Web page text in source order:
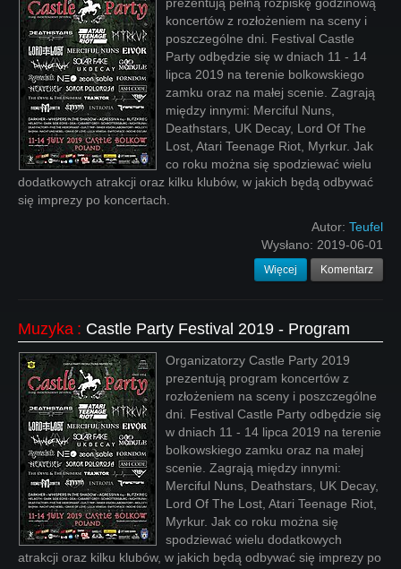
koncertów z rozłożeniem na sceny i
poszczególne dni. Festival Castle
Party odbędzie się w dniach 11 - 14
lipca 2019 na terenie bolkowskiego
zamku oraz na małej scenie. Zagrają
między innymi: Merciful Nuns,
Deathstars, UK Decay, Lord Of The
Lost, Atari Teenage Riot, Myrkur. Jak
co roku można się spodziewać wielu
dodatkowych atrakcji oraz kilku klubów, w jakich będą odbywać
się imprezy po koncertach.
Autor: Teufel
Wysłano: 2019-06-01
Więcej Komentarz
Muzyka : Castle Party Festival 2019 - Program
Organizatorzy Castle Party 2019
prezentują program koncertów z
rozłożeniem na sceny i poszczególne
dni. Festival Castle Party odbędzie się
w dniach 11 - 14 lipca 2019 na terenie
bolkowskiego zamku oraz na małej
scenie. Zagrają między innymi:
Merciful Nuns, Deathstars, UK Decay,
Lord Of The Lost, Atari Teenage Riot,
Myrkur. Jak co roku można się
spodziewać wielu dodatkowych
atrakcji oraz kilku klubów, w jakich będą odbywać się imprezy po